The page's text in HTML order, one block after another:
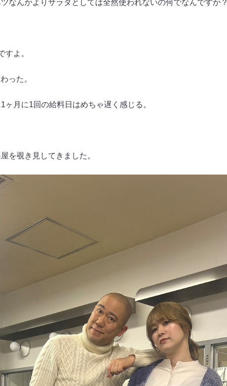
なんかよりサラダとしては全然使われないの何でなんですか？
すよ。
った。
月に1回の給料日はめちゃ遅く感じる。
を覗き見してきました。